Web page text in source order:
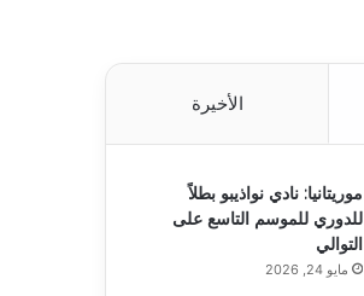
الأخيرة
موريتانيا: نادي نواذيبو بطلاً
للدوري للموسم التاسع على
التوالي
مايو 24, 2026